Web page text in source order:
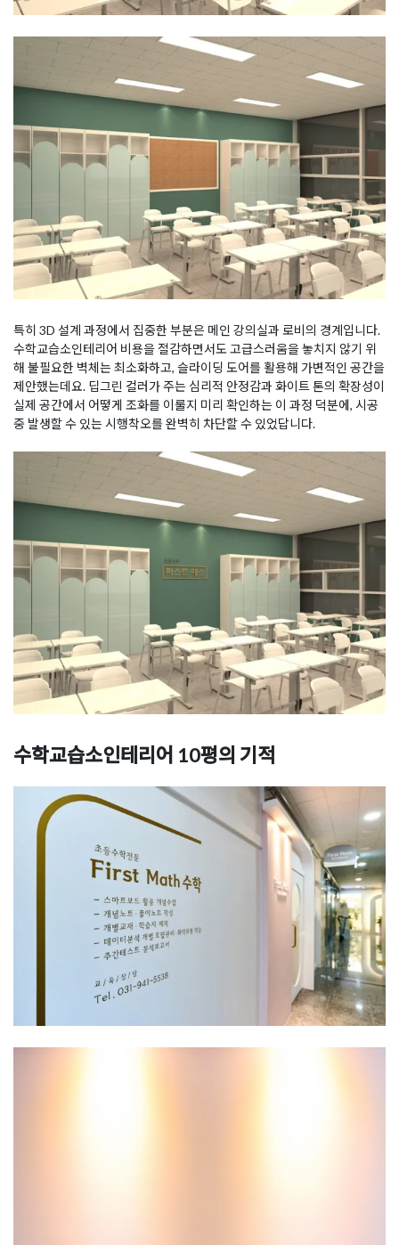
특히 3D 설계 과정에서 집중한 부분은 메인 강의실과 로비의 경계입니다.
수학교습소인테리어 비용을 절감하면서도 고급스러움을 놓치지 않기 위
해 불필요한 벽체는 최소화하고, 슬라이딩 도어를 활용해 가변적인 공간을
제안했는데요. 딥그린 컬러가 주는 심리적 안정감과 화이트 톤의 확장성이
실제 공간에서 어떻게 조화를 이룰지 미리 확인하는 이 과정 덕분에, 시공
중 발생할 수 있는 시행착오를 완벽히 차단할 수 있었답니다.
수학교습소인테리어 10평의 기적